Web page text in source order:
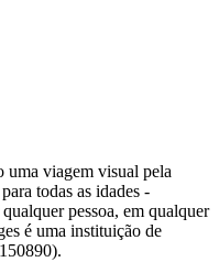
uma viagem visual pela
todas as idades -
pessoa, em qualquer
é uma instituição de